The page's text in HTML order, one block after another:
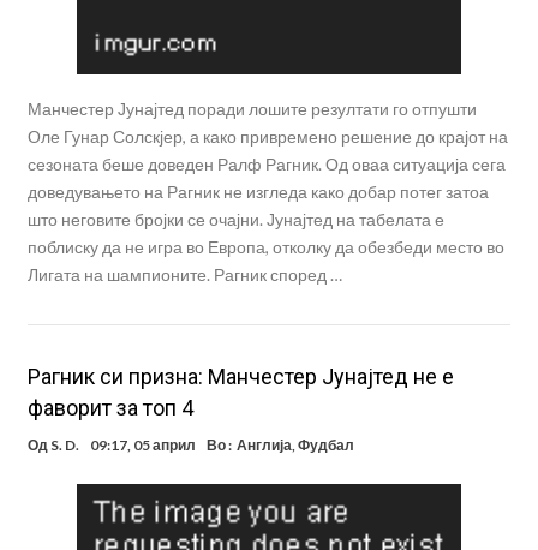
Манчестер Јунајтед поради лошите резултати го отпушти
Оле Гунар Солскјер, а како привремено решение до крајот на
сезоната беше доведен Ралф Рагник. Од оваа ситуација сега
доведувањето на Рагник не изгледа како добар потег затоа
што неговите бројки се очајни. Јунајтед на табелата е
поблиску да не игра во Европа, отколку да обезбеди место во
Лигата на шампионите. Рагник според …
Рагник си призна: Манчестер Јунајтед не е
фаворит за топ 4
Од S. D. 09:17, 05 април Во : Англија,Фудбал